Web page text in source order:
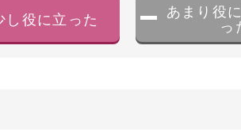
し役に立った
あまり役
っ